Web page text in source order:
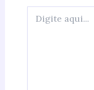
aqui...